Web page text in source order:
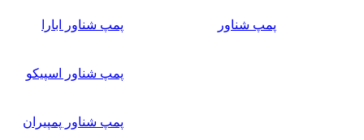
پمپ شناور پمپ شناور ابارا
پمپ شناور اسپیکو
پمپ شناور پمپیران